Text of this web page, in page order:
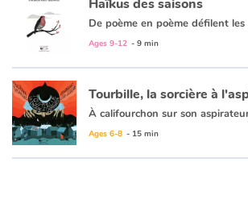
Haïkus des saisons
Ages 9-12 - 9 min
Tourbille, la sorcière à
Ages 6-8 - 15 min